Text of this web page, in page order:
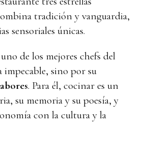
tradición y vanguardia,
sensoriales únicas.
de los mejores chefs del
sino por su
. Para él, cocinar es un
su memoria y su poesía, y
con la cultura y la